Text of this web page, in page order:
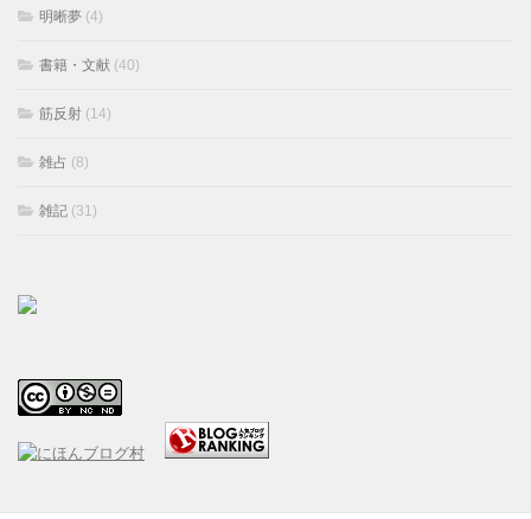
明晰夢 (4)
書籍・文献 (40)
筋反射 (14)
雑占 (8)
雑記 (31)